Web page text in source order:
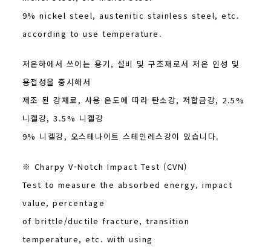
9% nickel steel, austenitic stainless steel, etc.
according to use temperature.
저온하에서 쓰이는 용기, 설비 및 구조재로서 저온 인성 및
용접성을 중시해서
제조 된 강재로, 사용 온도에 따라 탄소강, 저합금강, 2.5%
니켈강, 3.5% 니켈강
9% 니켈강, 오스테나이트 스테인레스강이 있습니다.
※ Charpy V-Notch Impact Test (CVN)
Test to measure the absorbed energy, impact
value, percentage
of brittle/ductile fracture, transition
temperature, etc. with using